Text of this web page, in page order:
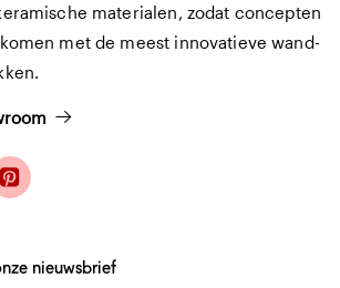
materialen, zodat concepten
met de meest innovatieve wand-
nieuwsbrief